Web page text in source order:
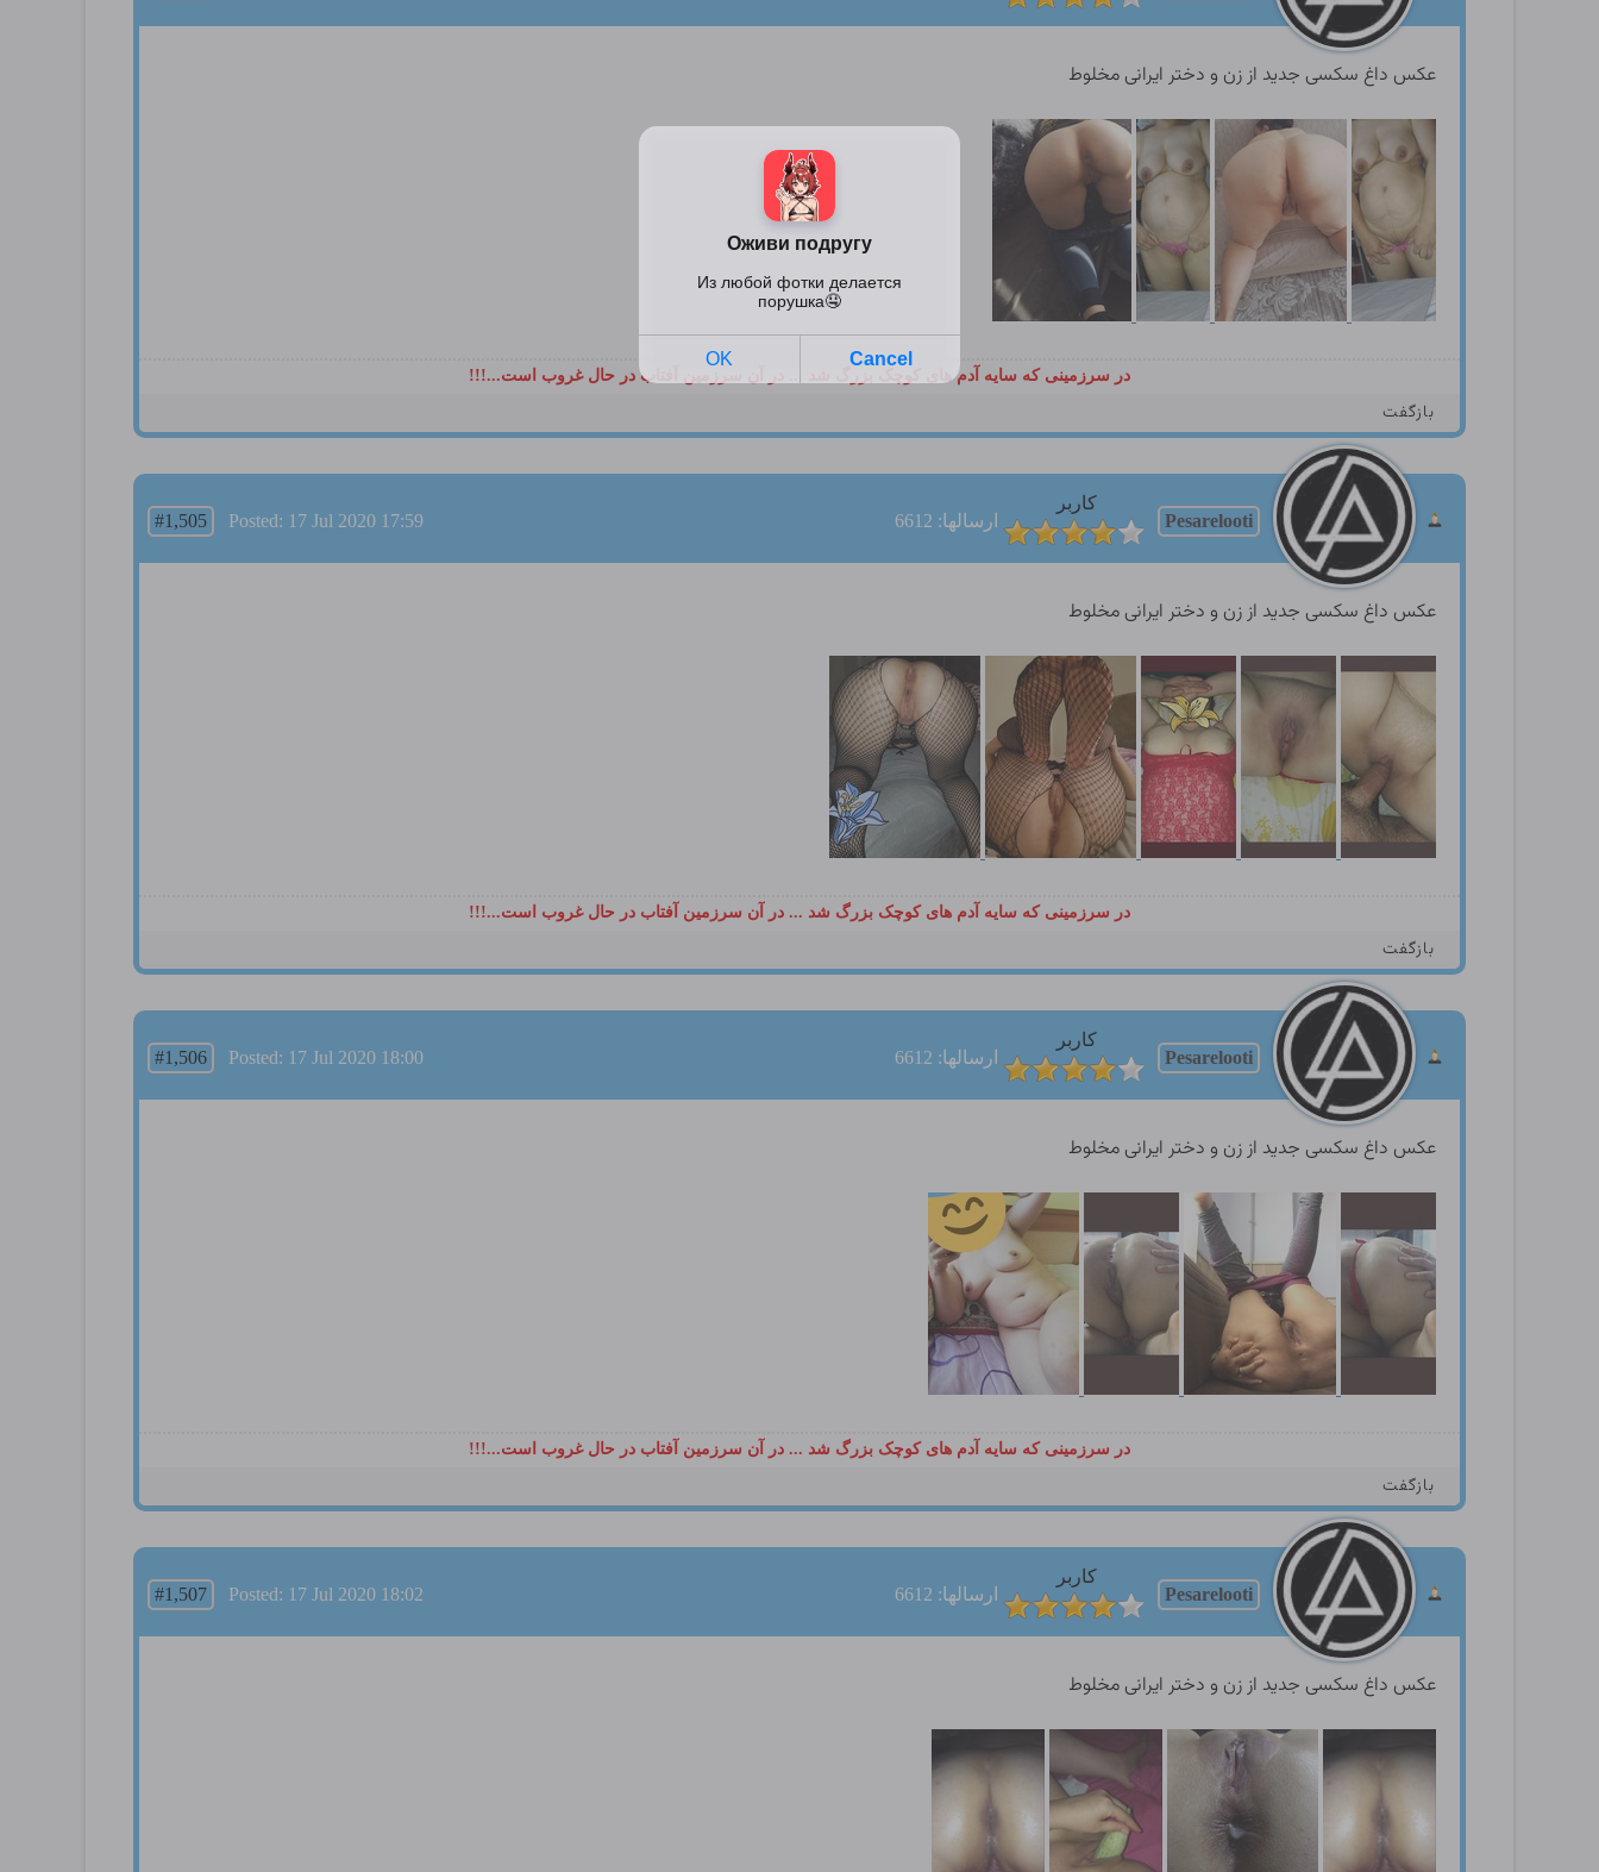
عکس داغ سکسی جدید از زن و دختر ایرانی مخلوط
در سرزمینی که سایه آدم های کوچک بزرگ شد ... در آن سرزمین آفتاب در حال غروب است...!!!
بازگفت
Pesarelooti
کاربر
ارسالها: 6612
#1,505 Posted: 17 Jul 2020 17:59
عکس داغ سکسی جدید از زن و دختر ایرانی مخلوط
در سرزمینی که سایه آدم های کوچک بزرگ شد ... در آن سرزمین آفتاب در حال غروب است...!!!
بازگفت
Pesarelooti
کاربر
ارسالها: 6612
#1,506 Posted: 17 Jul 2020 18:00
عکس داغ سکسی جدید از زن و دختر ایرانی مخلوط
در سرزمینی که سایه آدم های کوچک بزرگ شد ... در آن سرزمین آفتاب در حال غروب است...!!!
بازگفت
Pesarelooti
کاربر
ارسالها: 6612
#1,507 Posted: 17 Jul 2020 18:02
عکس داغ سکسی جدید از زن و دختر ایرانی مخلوط